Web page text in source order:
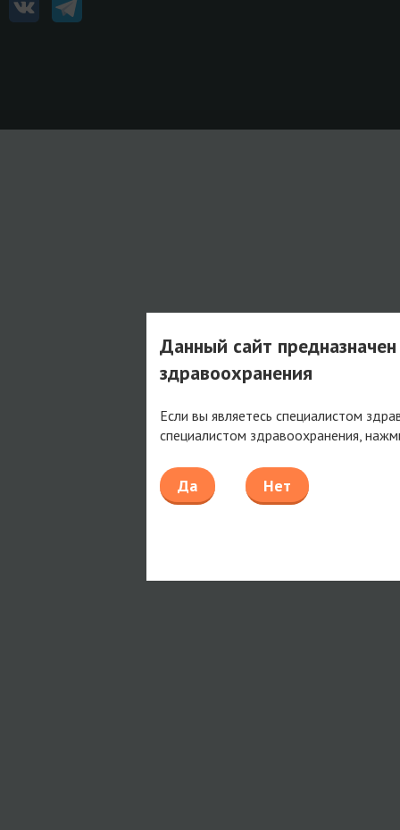
Данный сайт
здравоохранения
Если вы являетесь специалистом
специалистом здравоохранения,
Да Нет